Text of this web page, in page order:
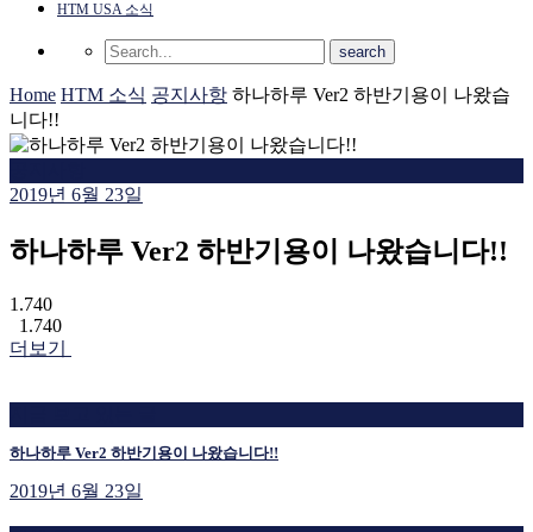
HTM USA 소식
Home HTM 소식 공지사항 하나하루 Ver2 하반기용이 나왔습
니다!!
2019년 6월 23일
하나하루 Ver2 하반기용이 나왔습니다!!
1.740
1.740
더보기
하나하루 Ver2 하반기용이 나왔습니다!!
2019년 6월 23일